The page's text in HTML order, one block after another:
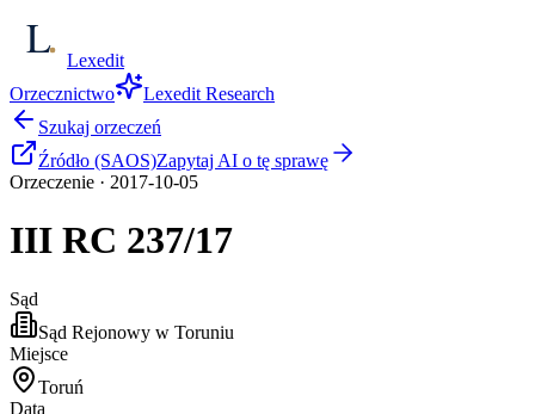
Lexedit
Orzecznictwo
Lexedit Research
Szukaj orzeczeń
Źródło (SAOS)Zapytaj AI o tę sprawę
Orzeczenie · 2017-10-05
III RC 237/17
Sąd
Sąd Rejonowy w Toruniu
Miejsce
Toruń
Data